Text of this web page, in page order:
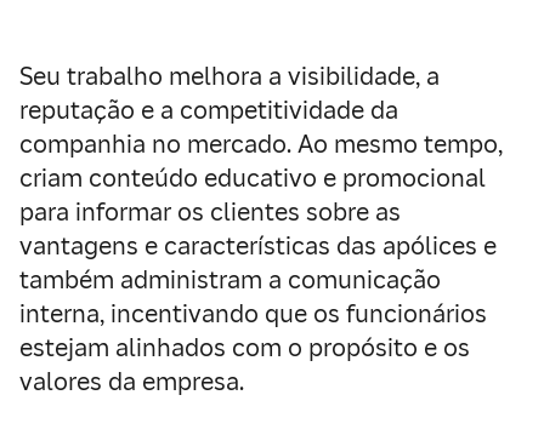
Seu trabalho melhora a visibilidade, a
reputação e a competitividade da
companhia no mercado. Ao mesmo tempo,
criam conteúdo educativo e promocional
para informar os clientes sobre as
vantagens e características das apólices e
também administram a comunicação
interna, incentivando que os funcionários
estejam alinhados com o propósito e os
valores da empresa.